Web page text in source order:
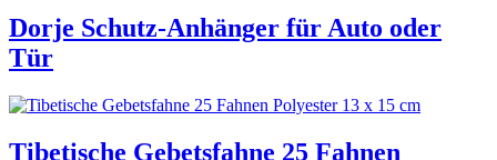
Dorje Schutz-Anhänger für Auto oder
Tür
Tibetische Gebetsfahne 25 Fahnen